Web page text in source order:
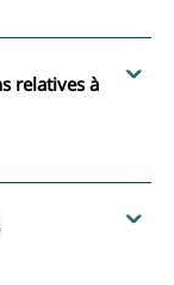
relatives à